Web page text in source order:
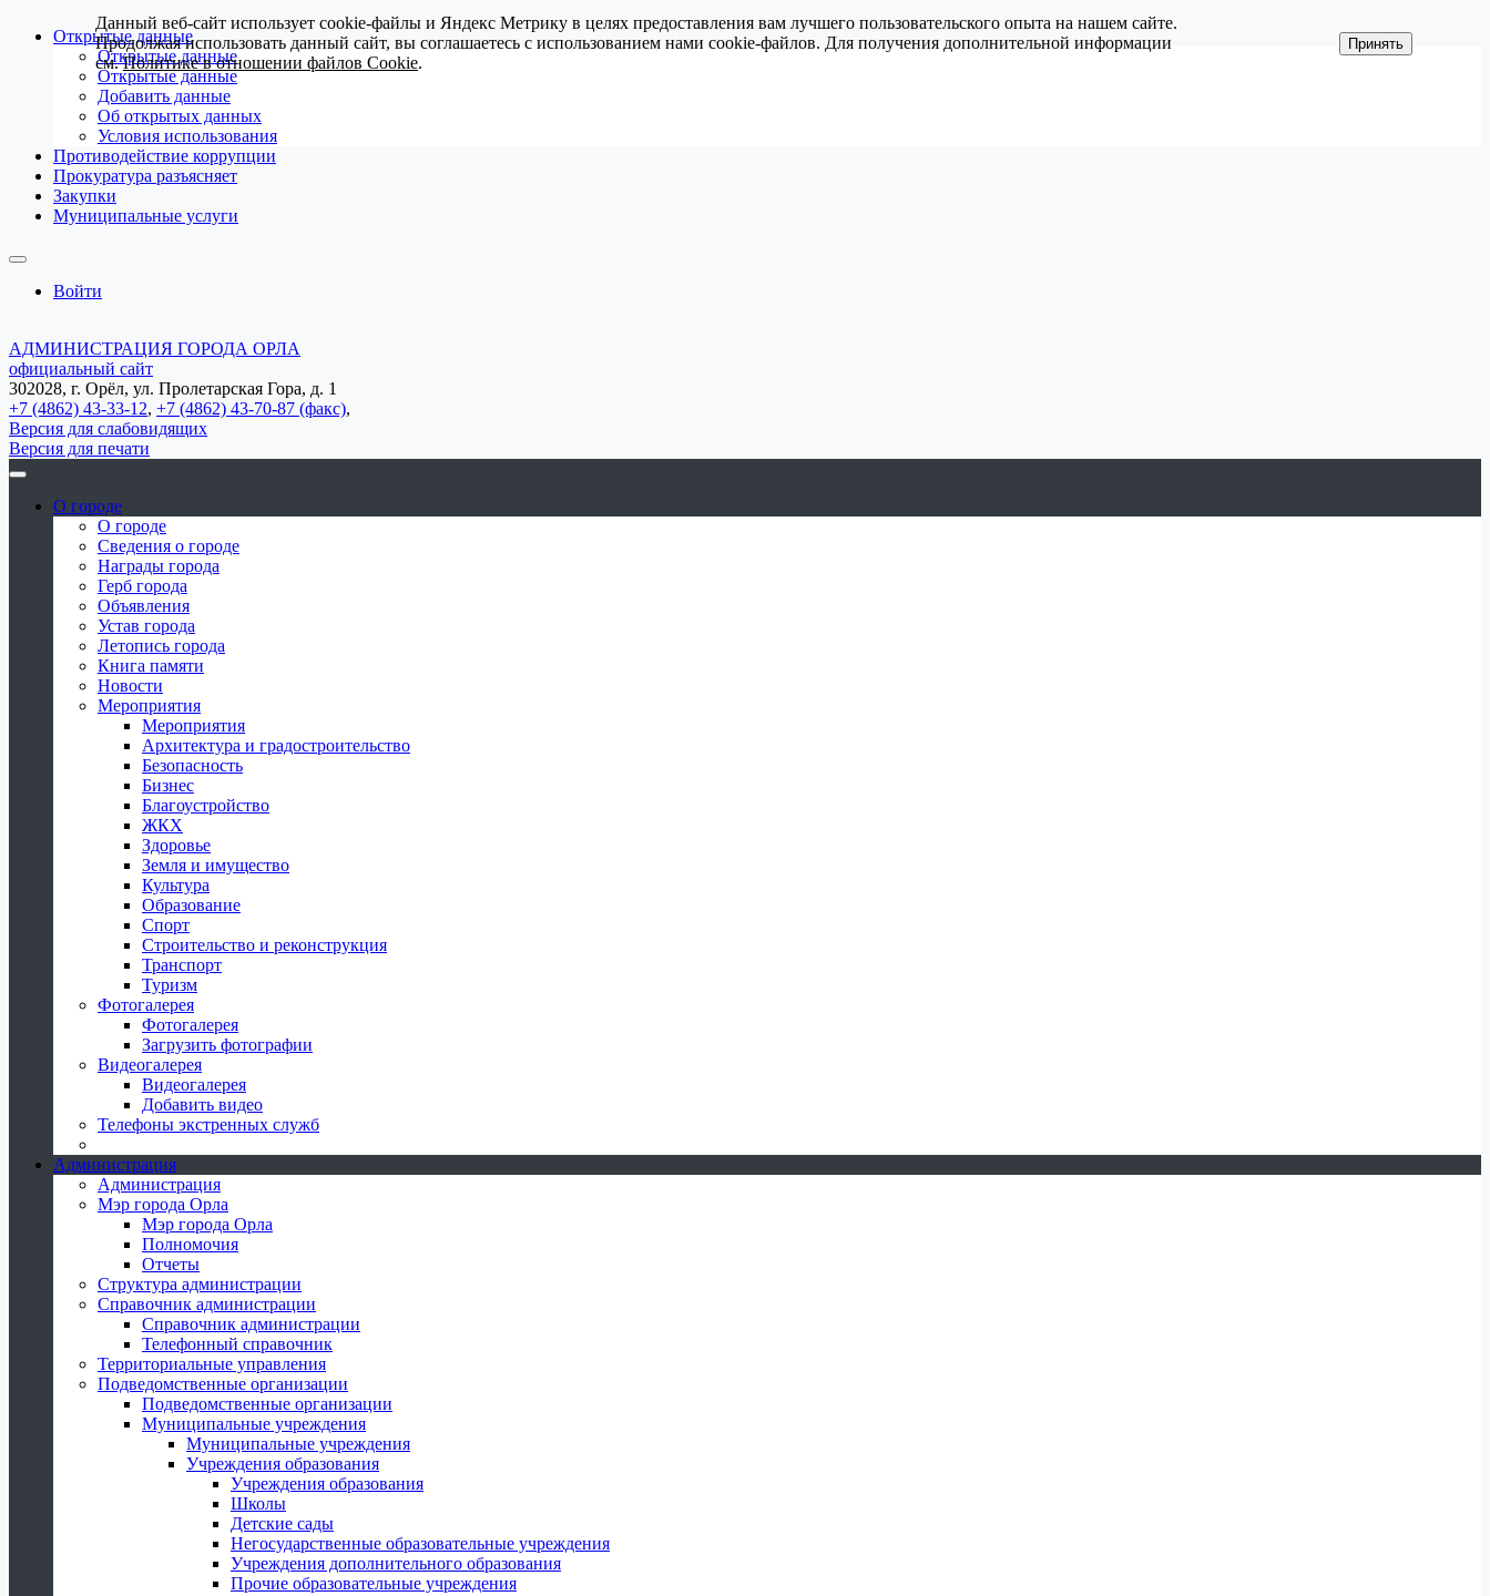
Открытые данные
Открытые данные
Открытые данные
Добавить данные
Об открытых данных
Условия использования
Противодействие коррупции
Прокуратура разъясняет
Закупки
Муниципальные услуги
Войти
АДМИНИСТРАЦИЯ ГОРОДА ОРЛА
официальный сайт
302028, г. Орёл, ул. Пролетарская Гора, д. 1
+7 (4862) 43-33-12, +7 (4862) 43-70-87 (факс),
Версия для слабовидящих
Версия для печати
О городе
О городе
Сведения о городе
Награды города
Герб города
Объявления
Устав города
Летопись города
Книга памяти
Новости
Мероприятия
Мероприятия
Архитектура и градостроительство
Безопасность
Бизнес
Благоустройство
ЖКХ
Здоровье
Земля и имущество
Культура
Образование
Спорт
Строительство и реконструкция
Транспорт
Туризм
Фотогалерея
Фотогалерея
Загрузить фотографии
Видеогалерея
Видеогалерея
Добавить видео
Телефоны экстренных служб
Администрация
Администрация
Мэр города Орла
Мэр города Орла
Полномочия
Отчеты
Структура администрации
Справочник администрации
Справочник администрации
Телефонный справочник
Территориальные управления
Подведомственные организации
Подведомственные организации
Муниципальные учреждения
Муниципальные учреждения
Учреждения образования
Учреждения образования
Школы
Детские сады
Негосударственные образовательные учреждения
Учреждения дополнительного образования
Прочие образовательные учреждения
Данный веб-сайт использует cookie-файлы и Яндекс Метрику в целях предоставления вам лучшего пользовательского опыта на нашем сайте.
Продолжая использовать данный сайт, вы соглашаетесь с использованием нами cookie-файлов. Для получения дополнительной информации
см.Политике в отношении файлов Cookie.
Принять